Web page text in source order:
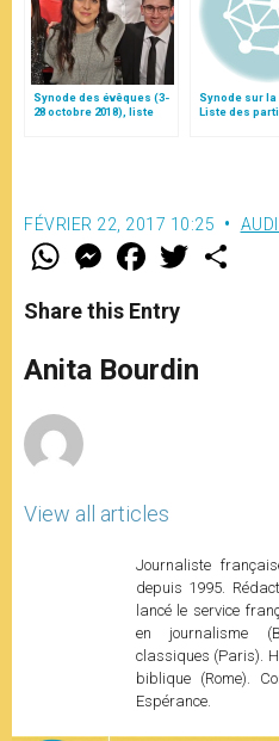
Synode des évêques (3-
28 octobre 2018), liste
Synode sur la
Liste des
FÉVRIER 22, 2017 10:25
W
t
s
p
p
M
e
s
e
g
e
F
a
e
b
o
k
w
r
Share this Entry
Anita Bourdin
View all articles
Journaliste
depuis 1995.
lancé le service
en journalisme
classiques (Paris).
biblique (Rome).
Espérance.